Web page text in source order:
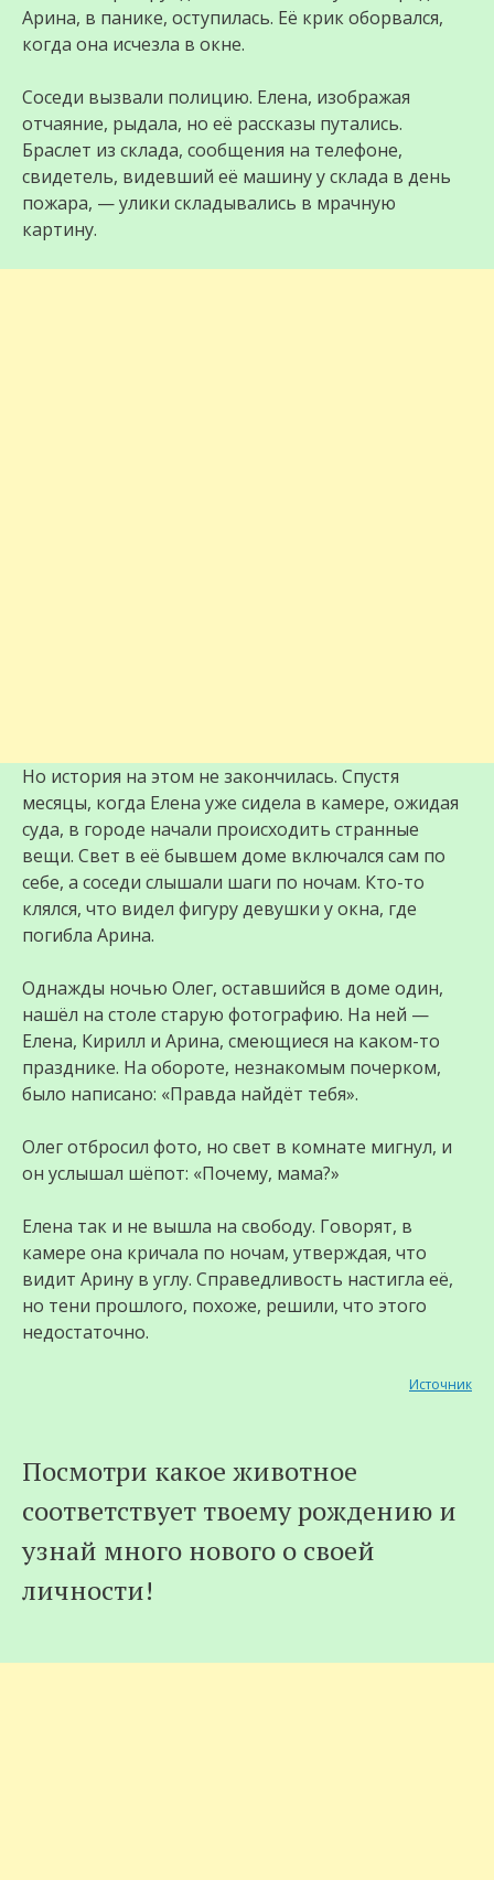
Арина, в панике, оступилась. Её крик оборвался,
когда она исчезла в окне.
Соседи вызвали полицию. Елена, изображая
отчаяние, рыдала, но её рассказы путались.
Браслет из склада, сообщения на телефоне,
свидетель, видевший её машину у склада в день
пожара, — улики складывались в мрачную
картину.
Но история на этом не закончилась. Спустя
месяцы, когда Елена уже сидела в камере, ожидая
суда, в городе начали происходить странные
вещи. Свет в её бывшем доме включался сам по
себе, а соседи слышали шаги по ночам. Кто-то
клялся, что видел фигуру девушки у окна, где
погибла Арина.
Однажды ночью Олег, оставшийся в доме один,
нашёл на столе старую фотографию. На ней —
Елена, Кирилл и Арина, смеющиеся на каком-то
празднике. На обороте, незнакомым почерком,
было написано: «Правда найдёт тебя».
Олег отбросил фото, но свет в комнате мигнул, и
он услышал шёпот: «Почему, мама?»
Елена так и не вышла на свободу. Говорят, в
камере она кричала по ночам, утверждая, что
видит Арину в углу. Справедливость настигла её,
но тени прошлого, похоже, решили, что этого
недостаточно.
Источник
Посмотри какое животное
соответствует твоему рождению и
узнай много нового о своей
личности!